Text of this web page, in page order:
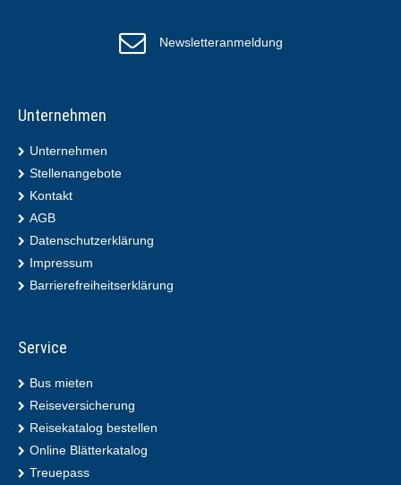
Newsletteranmeldung
Unternehmen
Unternehmen
Stellenangebote
Kontakt
AGB
Datenschutzerklärung
Impressum
Barrierefreiheitserklärung
Service
Bus mieten
Reiseversicherung
Reisekatalog bestellen
Online Blätterkatalog
Treuepass